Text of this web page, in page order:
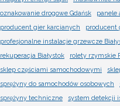
oznakowanie drogowe Gdańsk
panele
producent gier karcianych
producent
profesjonalne instalacje grzewcze
rekuperacja Białystok
rolety rzymskie
sklep częściami samochodowymi
sprężyny do samochodów osobowych
sprężyny techniczne
system detekcji